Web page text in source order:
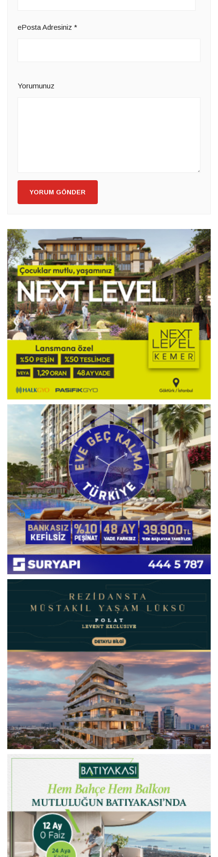
ePosta Adresiniz *
Yorumunuz
YORUM GÖNDER